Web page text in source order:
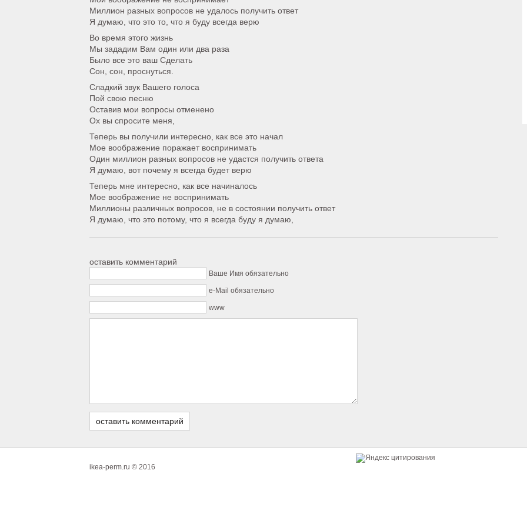
Миллион разных вопросов не удалось получить ответ
Я думаю, что это то, что я буду всегда верю
Во время этого жизнь
Мы зададим Вам один или два раза
Было все это ваш Сделать
Сон, сон, проснуться.
Сладкий звук Вашего голоса
Пой свою песню
Оставив мои вопросы отменено
Ох вы спросите меня,
Теперь вы получили интересно, как все это начал
Мое воображение поражает воспринимать
Один миллион разных вопросов не удастся получить ответа
Я думаю, вот почему я всегда будет верю
Теперь мне интересно, как все начиналось
Мое воображение не воспринимать
Миллионы различных вопросов, не в состоянии получить ответ
Я думаю, что это потому, что я всегда буду я думаю,
оставить комментарий
Ваше Имя обязательно
e-Mail обязательно
www
ikea-perm.ru © 2016